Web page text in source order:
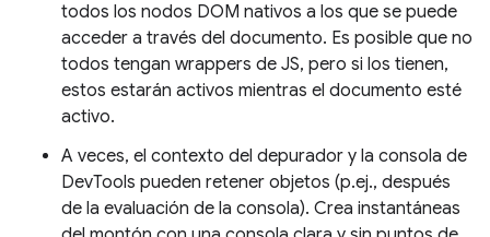
todos los nodos DOM nativos a los que se puede
acceder a través del documento. Es posible que no
todos tengan wrappers de JS, pero si los tienen,
estos estarán activos mientras el documento esté
activo.
A veces, el contexto del depurador y la consola de
DevTools pueden retener objetos (p.ej., después
de la evaluación de la consola). Crea instantáneas